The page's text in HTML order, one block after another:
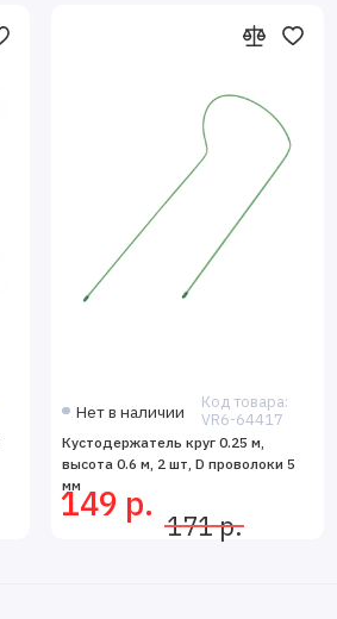
Нет в наличии
Код товара:
VR6-64417
Кустодержатель круг 0.25 м,
высота 0.6 м, 2 шт, D проволоки 5
мм
149 р.
171 р.